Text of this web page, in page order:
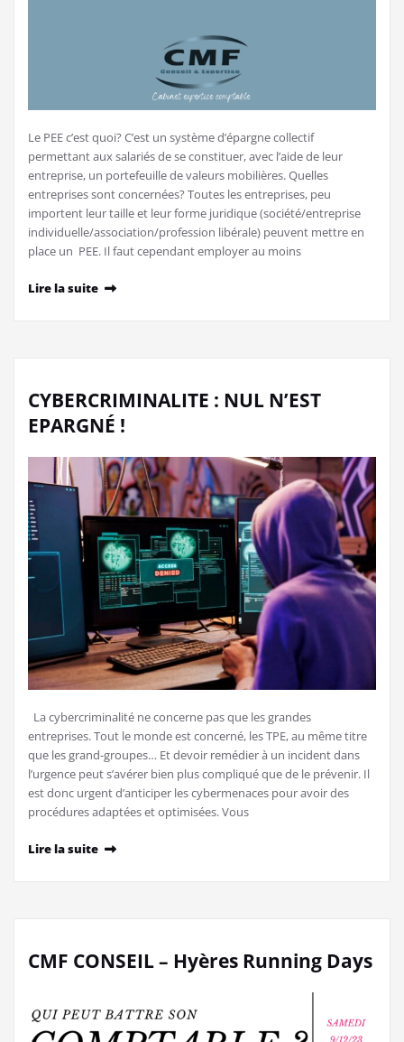
Le PEE c’est quoi? C’est un système d’épargne collectif
permettant aux salariés de se constituer, avec l’aide de leur
entreprise, un portefeuille de valeurs mobilières. Quelles
entreprises sont concernées? Toutes les entreprises, peu
importent leur taille et leur forme juridique (société/entreprise
individuelle/association/profession libérale) peuvent mettre en
place un PEE. Il faut cependant employer au moins
Lire la suite
CYBERCRIMINALITE : NUL N’EST
EPARGNÉ !
La cybercriminalité ne concerne pas que les grandes
entreprises. Tout le monde est concerné, les TPE, au même titre
que les grand-groupes… Et devoir remédier à un incident dans
l’urgence peut s’avérer bien plus compliqué que de le prévenir. Il
est donc urgent d’anticiper les cybermenaces pour avoir des
procédures adaptées et optimisées. Vous
Lire la suite
CMF CONSEIL – Hyères Running Days